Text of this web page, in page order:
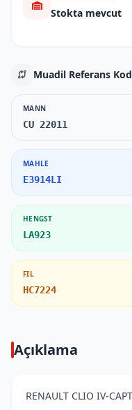
Stokta mevcut
Muadil Referans
MANN
CU 22011
MAHLE
E3914LI
HENGST
LA923
FIL
HC7224
Açıklama
RENAULT CLIO IV-